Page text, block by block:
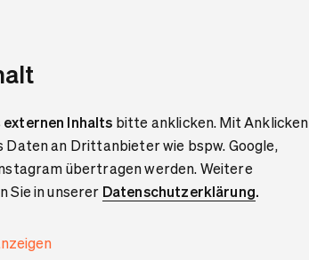
externen Inhalts bitte anklicken. Mit Anklicken
Daten an Drittanbieter wie bspw. Google,
übertragen werden. Weitere
Sie in unserer Datenschutzerklärung.